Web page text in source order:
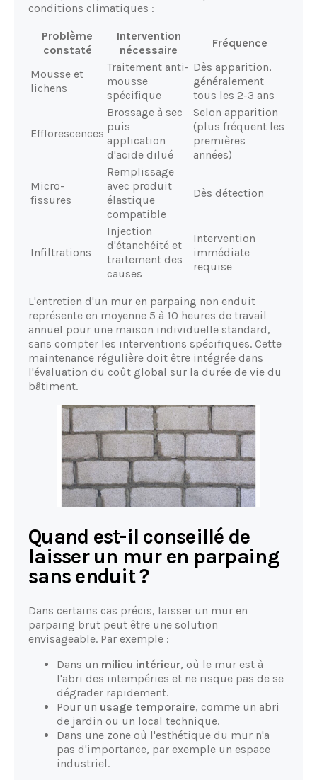
conditions climatiques :
Problème
constaté
Intervention
nécessaire
Fréquence
Mousse et
lichens
Traitement anti-
mousse
spécifique
Dès apparition,
généralement
tous les 2-3 ans
Efflorescences
Brossage à sec
puis
application
d'acide dilué
Selon apparition
(plus fréquent les
premières
années)
Micro-
fissures
Remplissage
avec produit
élastique
compatible
Dès détection
Infiltrations
Injection
d'étanchéité et
traitement des
causes
Intervention
immédiate
requise
L'entretien d'un mur en parpaing non enduit
représente en moyenne 5 à 10 heures de travail
annuel pour une maison individuelle standard,
sans compter les interventions spécifiques. Cette
maintenance régulière doit être intégrée dans
l'évaluation du coût global sur la durée de vie du
bâtiment.
Quand est-il conseillé de
laisser un mur en parpaing
sans enduit ?
Dans certains cas précis, laisser un mur en
parpaing brut peut être une solution
envisageable. Par exemple :
Dans un milieu intérieur, où le mur est à
l'abri des intempéries et ne risque pas de se
dégrader rapidement.
Pour un usage temporaire, comme un abri
de jardin ou un local technique.
Dans une zone où l'esthétique du mur n'a
pas d'importance, par exemple un espace
industriel.